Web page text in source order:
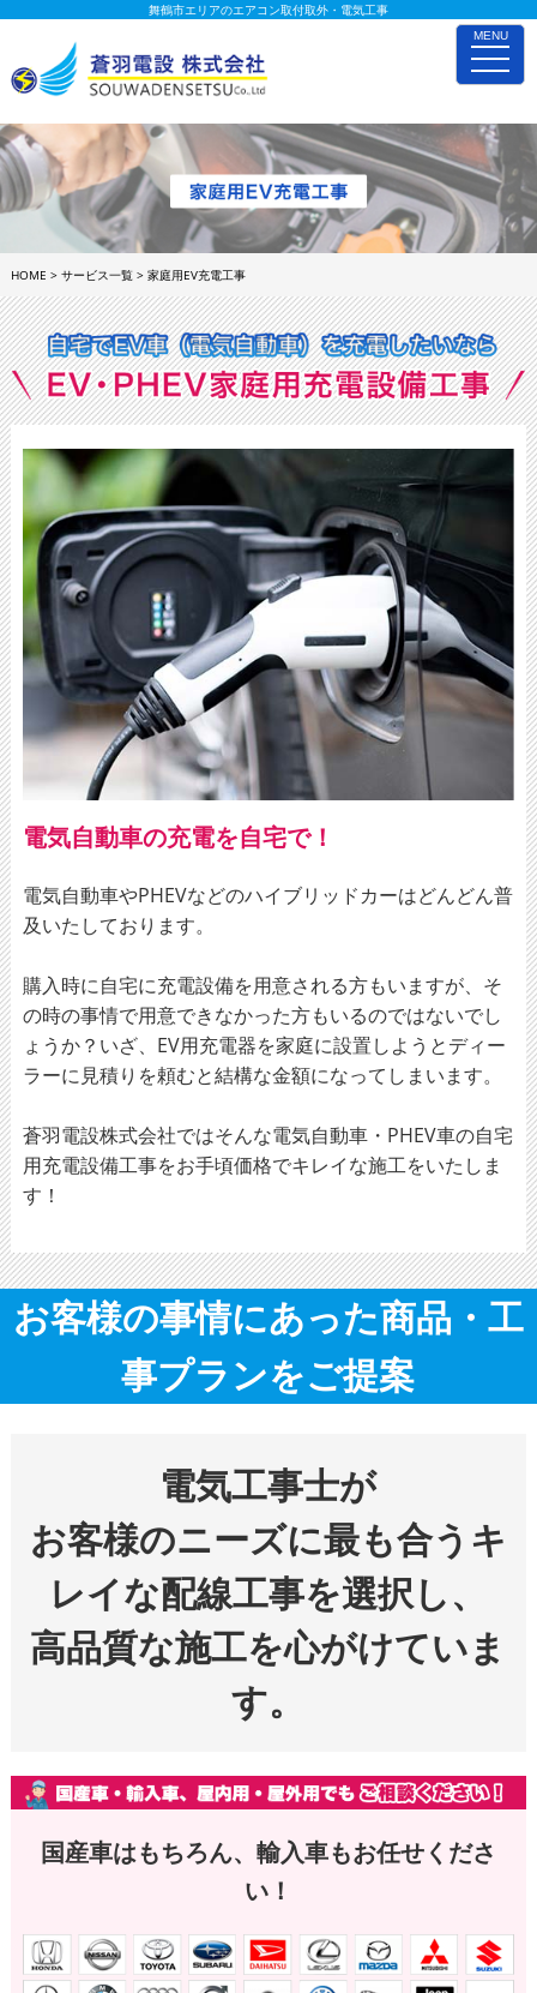
MENU
toggle
舞鶴市エリアのエアコン取付取外・電気工事
HOME > サービス一覧> 家庭用EV充電工事
電気自動車の充電を自宅で！
電気自動車やPHEVなどのハイブリッドカーはどんどん普
及いたしております。
購入時に自宅に充電設備を用意される方もいますが、そ
の時の事情で用意できなかった方もいるのではないでし
ょうか？いざ、EV用充電器を家庭に設置しようとディー
ラーに見積りを頼むと結構な金額になってしまいます。
蒼羽電設株式会社ではそんな電気自動車・PHEV車の自宅
用充電設備工事をお手頃価格でキレイな施工をいたしま
す！
お客様の事情にあった商品・工
事プランをご提案
電気工事士が
お客様のニーズに最も合うキ
レイな配線工事を選択し、
高品質な施工を心がけていま
す。
国産車はもちろん、輸入車もお任せくださ
い！